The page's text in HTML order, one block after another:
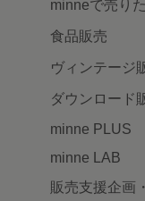
minneで売り
食品販売
ヴィンテージ
ダウンロード
minne PLUS
minne LAB
販売支援企画